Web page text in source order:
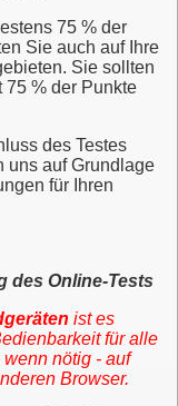
75 % der
Sie auch auf Ihre
Sie sollten
% der Punkte
des Testes
uns auf Grundlage
für Ihren
des Online-Tests
ist es
für alle
nötig - auf
Browser.